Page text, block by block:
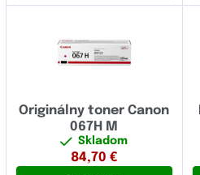
Originálny toner Canon
067H M
Skladom
84,70 €